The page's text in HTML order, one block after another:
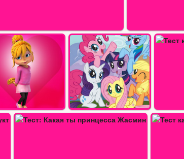
из My Little…
Тест какая песня из BTS вам…
Тест какая ты кукла Барби